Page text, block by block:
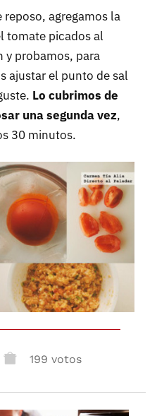
agregamos la
tomate picados al
y probamos, para
ajustar el punto de sal
Lo cubrimos de
una segunda vez,
30 minutos.
199 votos